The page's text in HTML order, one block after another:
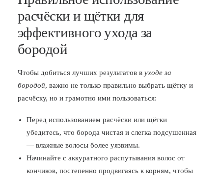
расчёски и щётки для
эффективного ухода за
бородой
Чтобы добиться лучших результатов в уходе за
бородой, важно не только правильно выбрать щётку и
расчёску, но и грамотно ими пользоваться:
Перед использованием расчёски или щётки
убедитесь, что борода чистая и слегка подсушенная
— влажные волосы более уязвимы.
Начинайте с аккуратного распутывания волос от
кончиков, постепенно продвигаясь к корням, чтобы